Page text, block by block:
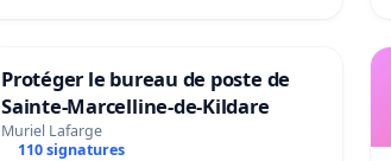
Protéger le bureau de poste de
Sainte-Marcelline-de-Kildare
Muriel Lafarge
110 signatures